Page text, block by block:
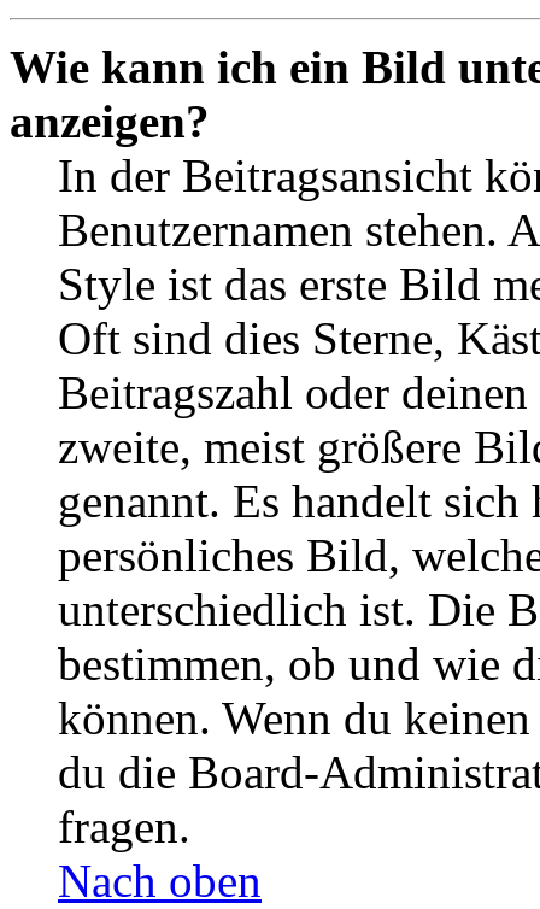
Wie kann ich ein Bild
anzeigen?
In der Beitragsansicht
Benutzernamen stehen.
Style ist das erste Bild
Oft sind dies Sterne,
Beitragszahl oder
zweite, meist größere
genannt. Es handelt
persönliches Bild,
unterschiedlich ist. Die
bestimmen, ob und wie
können. Wenn du
du die Board-
fragen.
Nach oben